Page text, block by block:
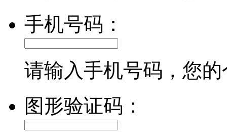
手机号码：
请输入手机号码，您
图形验证码：